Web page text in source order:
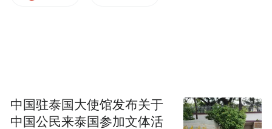
中国驻泰国大使馆发布关于
中国公民来泰国参加文体活